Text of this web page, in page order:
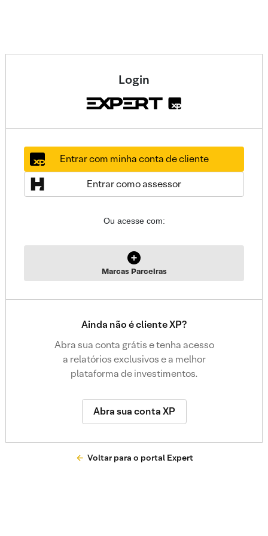
Login
Entrar com minha conta de cliente
Entrar como assessor
Ou acesse com:
Marcas Parceiras
Ainda não é cliente XP?
Abra sua conta grátis e tenha acesso
a relatórios exclusivos e a melhor
plataforma de investimentos.
Abra sua conta XP
Voltar para o portal Expert